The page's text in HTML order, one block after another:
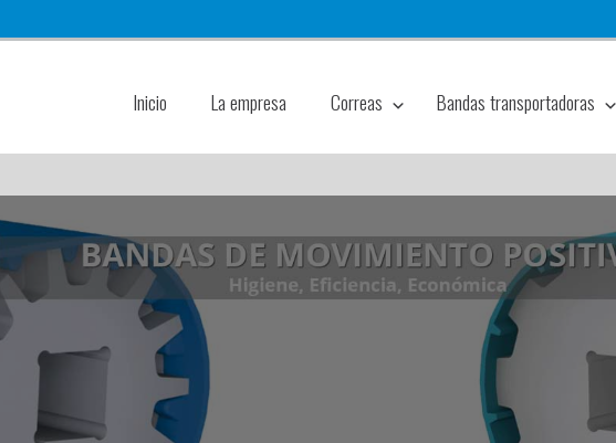
Inicio La empresa Correas Bandas transportadoras